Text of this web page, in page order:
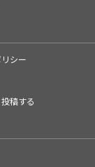
シー
稿する